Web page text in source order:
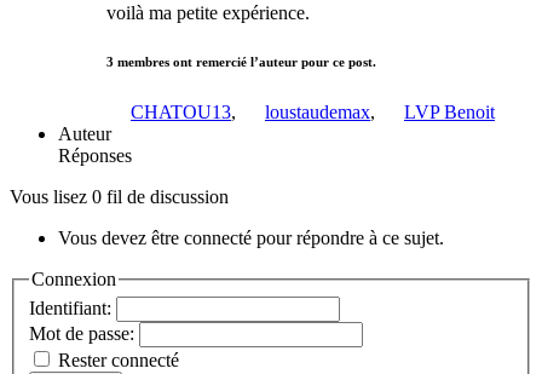
voilà ma petite expérience.
3 membres ont remercié l’auteur pour ce post.
CHATOU13, loustaudemax,
LVP Benoit
Auteur
Réponses
Vous lisez 0 fil de discussion
Vous devez être connecté pour répondre à ce sujet.
Connexion
Identifiant:
Mot de passe:
Rester connecté